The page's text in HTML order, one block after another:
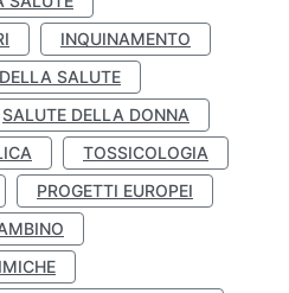
INQUINAMENTO
SALUTE
SALUTE DELLA DONNA
TOSSICOLOGIA
PROGETTI EUROPEI